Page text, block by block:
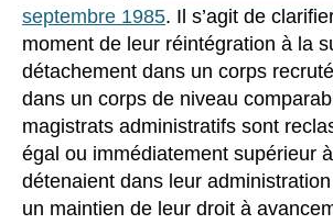
septembre 1985. Il s’agit de
moment de leur réintégration à la
détachement dans un corps
dans un corps de niveau
magistrats administratifs sont
égal ou immédiatement supérieur
détenaient dans leur administration
un maintien de leur droit à